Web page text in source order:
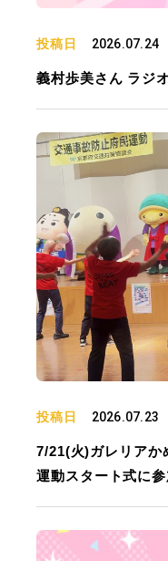
投稿日 2026.07.24
義村歩美さん ラジ
投稿日 2026.07.23
7/21(火)ガレリアか
運動スタート式に参